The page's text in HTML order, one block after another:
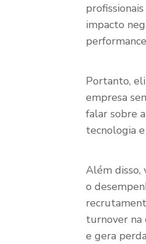
impacto
Portanto,
empresa
falar sobre
tecnologia
Além disso,
o
turnover na
e gera